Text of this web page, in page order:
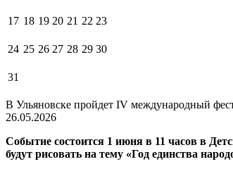
17 18 19 20 21 22 23
24 25 26 27 28 29 30
31
В Ульяновске пройдет IV международный
26.05.2026
Событие состоится 1 июня в 11 часов в
будут рисовать на тему «Год единства